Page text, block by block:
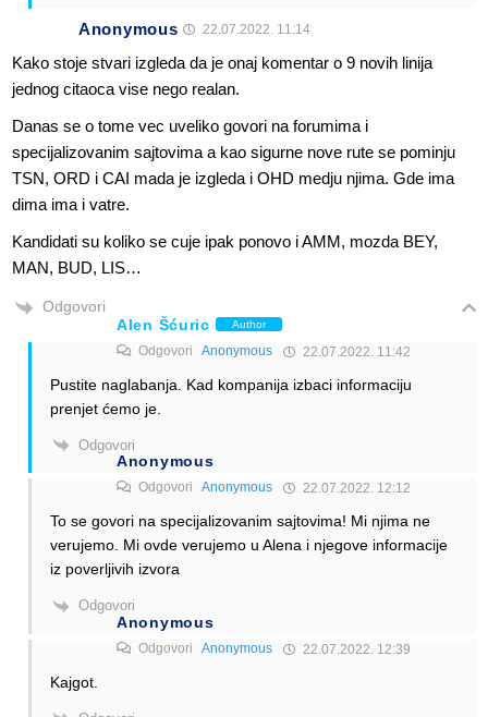
Anonymous 22.07.2022. 11:14
Kako stoje stvari izgleda da je onaj komentar o 9 novih linija
jednog citaoca vise nego realan.
Danas se o tome vec uveliko govori na forumima i
specijalizovanim sajtovima a kao sigurne nove rute se pominju
TSN, ORD i CAI mada je izgleda i OHD medju njima. Gde ima
dima ima i vatre.
Kandidati su koliko se cuje ipak ponovo i AMM, mozda BEY,
MAN, BUD, LIS…
Odgovori
Alen Šćuric
Author
Odgovori Anonymous 22.07.2022. 11:42
Pustite naglabanja. Kad kompanija izbaci informaciju
prenjet ćemo je.
Odgovori
Anonymous
Odgovori Anonymous 22.07.2022. 12:12
To se govori na specijalizovanim sajtovima! Mi njima ne
verujemo. Mi ovde verujemo u Alena i njegove informacije
iz poverljivih izvora
Odgovori
Anonymous
Odgovori Anonymous 22.07.2022. 12:39
Kajgot.